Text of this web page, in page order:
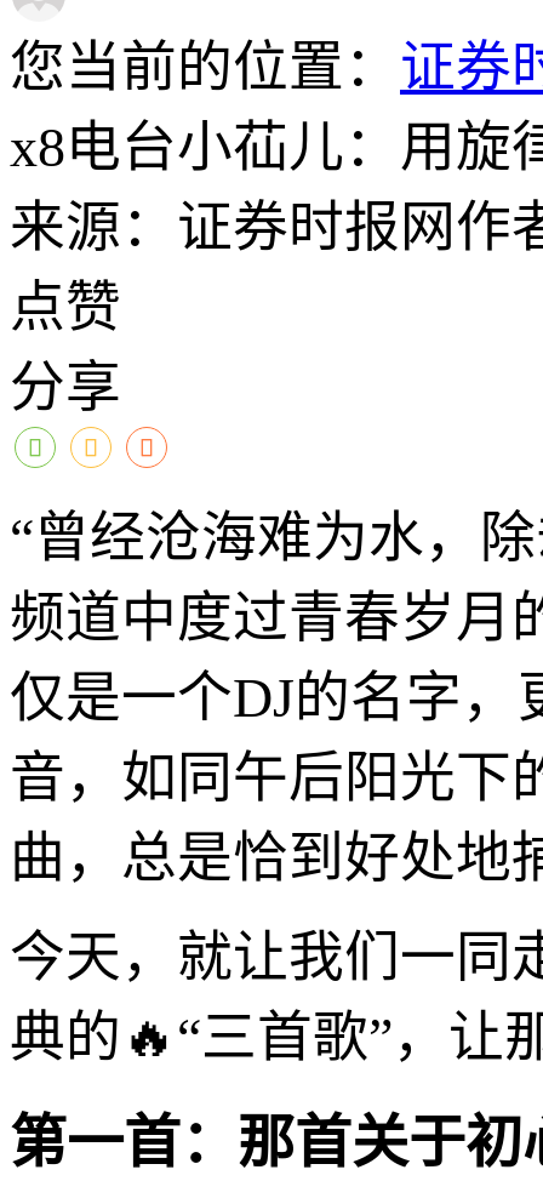
您当前的位置： 证券
x8电台小苮儿：用旋
来源：证券时报网作
点赞
分享
“曾经沧海难为水，
频道中度过青春岁月
仅是一个DJ的名字
音，如同午后阳光下
曲，总是恰到好处地
今天，就让我们一同
典的🔥“三首歌”，让
第一首：那首关于